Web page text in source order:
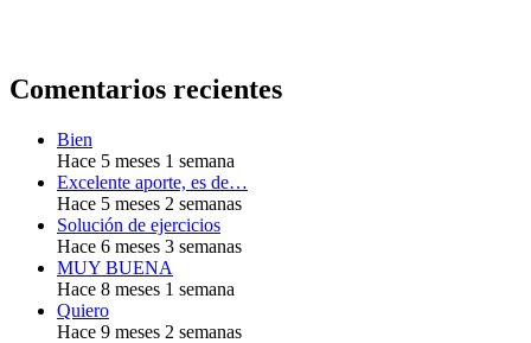
Comentarios recientes
Bien
Hace 5 meses 1 semana
Excelente aporte, es de…
Hace 5 meses 2 semanas
Solución de ejercicios
Hace 6 meses 3 semanas
MUY BUENA
Hace 8 meses 1 semana
Quiero
Hace 9 meses 2 semanas